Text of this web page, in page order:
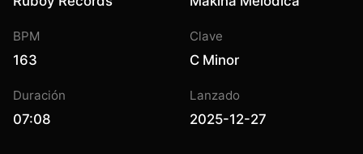
BPM
163
Clave
C Minor
Duración
07:08
Lanzado
2025-12-27